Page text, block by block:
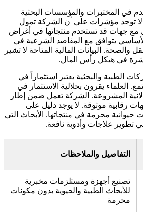
في المختبرات والمؤسسات البحثية
توجد مؤشرات على أن الشركة تمول
مع جهات قد تستخدم منتجاتها في أغراض
يتوافق مع المقاصد الشرعية في
والصحة. البيانات المالية المتاحة لا تشير
في هيكل رأس المال.
الطبية والبحثية يعتبر استثماراً في
العلماء يقرون بحلالية الاستثمار في
المشروعة. الشركة تعمل ضمن إطار
رقابية موثوقة. لا يوجد دليل على
حيوانية محرمة في منتجاتها. الأبحاث التي
تطوير علاجات وأدوية نافعة.
التفاصيل والملاحظات
تصنيع أجهزة ومستلزمات مخبرية
للأبحاث الطبية والحيوية بدون مكونات
محرمة